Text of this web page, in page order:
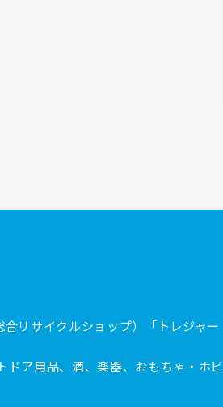
リサイクルショップ）「トレジャー
ドア用品、酒、楽器、おもちゃ・ホビ